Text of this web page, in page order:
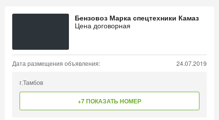
Бензовоз Марка спецтехники Камаз
Цена договорная
Дата размещения объявления: 24.07.2019
г.Тамбов
+7 ПОКАЗАТЬ НОМЕР